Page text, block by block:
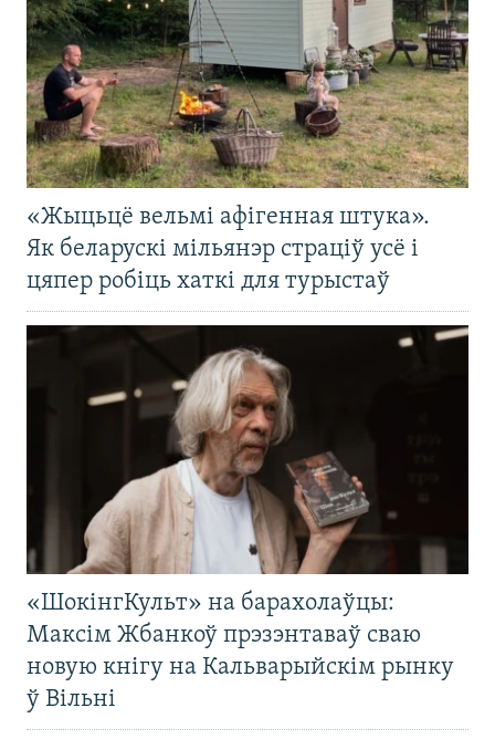
«Жыцьцё вельмі афігенная штука».
Як беларускі мільянэр страціў усё і
цяпер робіць хаткі для турыстаў
«ШокінгКульт» на барахолаўцы:
Максім Жбанкоў прэзэнтаваў сваю
новую кнігу на Кальварыйскім рынку
ў Вільні